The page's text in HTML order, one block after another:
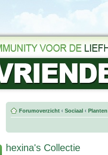
Forumoverzicht ‹ Sociaal ‹
hexina's Collectie